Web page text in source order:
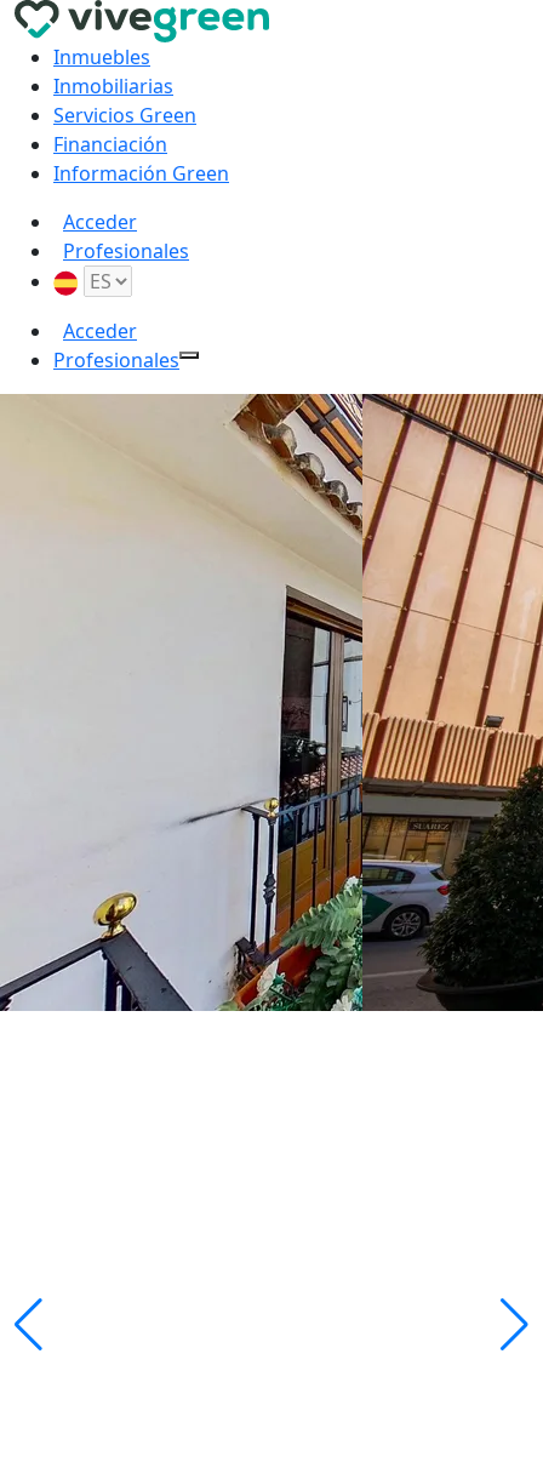
Inmuebles
Inmobiliarias
Servicios Green
Financiación
Información Green
Acceder
Profesionales
Acceder
Profesionales